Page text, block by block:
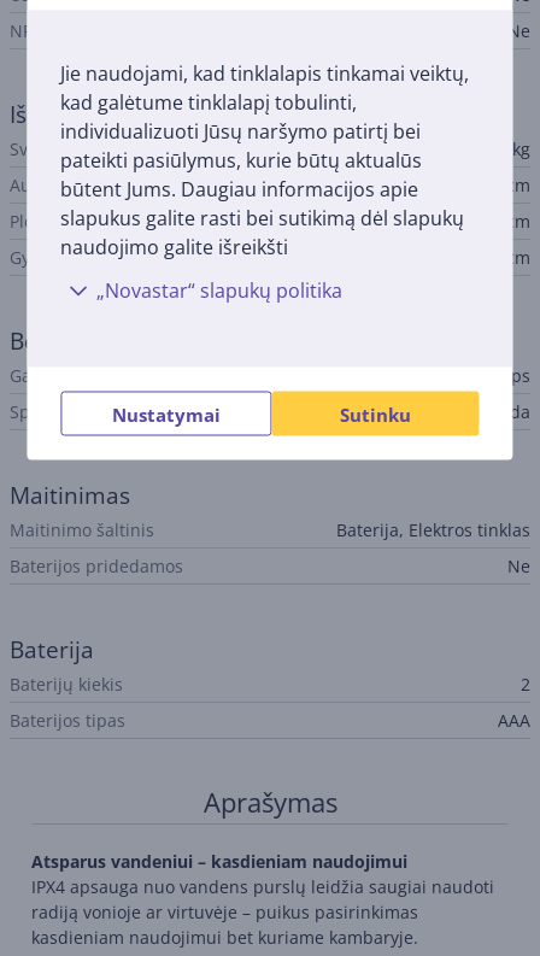
Jie naudojami, kad tinklalapis tinkamai veiktų,
kad galėtume tinklalapį tobulinti,
individualizuoti Jūsų naršymo patirtį bei
pateikti pasiūlymus, kurie būtų aktualūs
būtent Jums. Daugiau informacijos apie
slapukus galite rasti bei sutikimą dėl slapukų
naudojimo galite išreikšti
„Novastar“ slapukų politika
Nustatymai Sutinku
NFC
Ne
Išmatavimai
Svoris
0,57 kg
Aukštis
16,08 cm
Plotis
10,1 cm
Gylis
9,9 cm
Bendri parametrai
Gamintojas
Philips
Spalva
Juoda
Maitinimas
Maitinimo šaltinis
Baterija, Elektros tinklas
Baterijos pridedamos
Ne
Baterija
Baterijų kiekis
2
Baterijos tipas
AAA
Aprašymas
Atsparus vandeniui – kasdieniam naudojimui
IPX4 apsauga nuo vandens purslų leidžia saugiai naudoti
radiją vonioje ar virtuvėje – puikus pasirinkimas
kasdieniam naudojimui bet kuriame kambaryje.